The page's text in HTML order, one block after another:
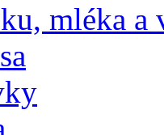
mléka a